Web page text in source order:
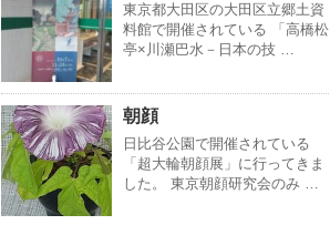
東京都大田区の大田区立郷土資
料館で開催されている 「高橋松
亭×川瀬巴水－日本の技 …
朝顔
日比谷公園で開催されている
「超大輪朝顔展」に行ってきま
した。 東京朝顔研究会のみ …